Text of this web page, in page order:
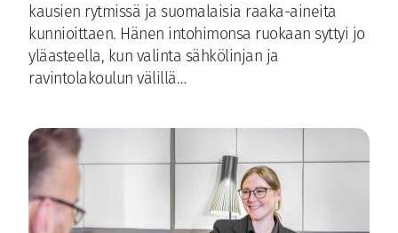
kausien rytmissä ja suomalaisia raaka-aineita
kunnioittaen. Hänen intohimonsa ruokaan syttyi jo
yläasteella, kun valinta sähkölinjan ja
ravintolakoulun välillä…